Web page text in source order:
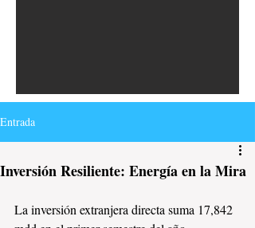
Entrada
Inversión Resiliente: Energía en la Mira
La inversión extranjera directa suma 17,842